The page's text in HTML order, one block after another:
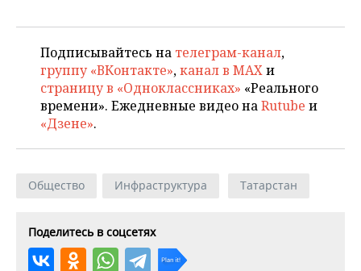
Подписывайтесь на телеграм-канал,
группу «ВКонтакте»,канал в MAXи
страницу в «Одноклассниках» «Реального
времени». Ежедневные видео наRutube и
«Дзене».
Общество Инфраструктура Татарстан
Поделитесь в соцсетях